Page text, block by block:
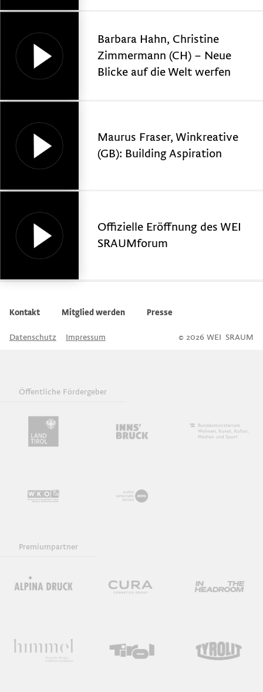
Barbara Hahn, Christine
Zimmermann (CH) – Neue
Blicke auf die Welt werfen
Maurus Fraser, Winkreative
(GB): Building Aspiration
Offizielle Eröffnung des WEI
SRAUMforum
Kontakt Mitglied werden Presse
Datenschutz Impressum © 2026 WEI SRAUM
Öffentliche Fördergeber
Premiumpartner